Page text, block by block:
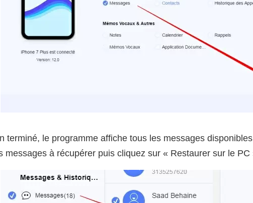
terminé, le programme affiche tous les messages
messages à récupérer puis cliquez sur « Restaurer sur le PC